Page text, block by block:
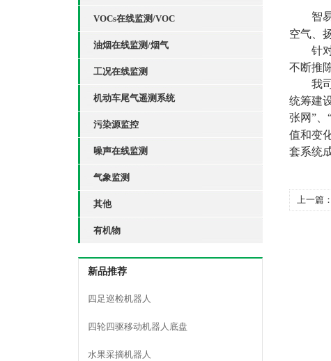
VOCs在线监测/VOC
油烟在线监测/烟气
工况在线监测
机动车尾气遥测系统
污染源监控
噪声在线监测
气象监测
其他
有机物
新品推荐
四足巡检机器人
四轮四驱移动机器人底盘
水果采摘机器人
智
空气、
针
不断推
我
统筹建
张网”、
值和变
套系统
上一篇：